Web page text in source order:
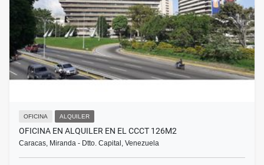
OFICINA ALQUILER
OFICINA EN ALQUILER EN EL CCCT 126M2
Caracas, Miranda - Dtto. Capital, Venezuela